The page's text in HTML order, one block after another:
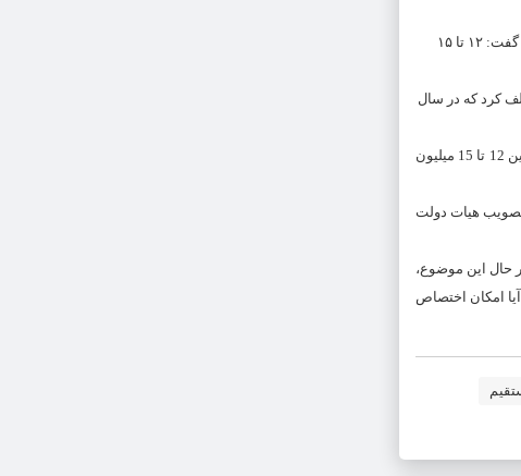
رییس کمیسیون اقتصادی مجلس با بیان اینکه پرداخت سهام به حدود ۳ میلیون و ۶۰۰ هزار جامانده تحت پوشش کمیته امداد و بهزیستی در مراحل پایانی است، گفت: ۱۲ تا ۱۵
کرد که در سال
وی با بیان اینکه پرداخت سهام به حدود 3 میلیون و 600 هزار جامانده تحت پوشش کمیته امداد و بهزیستی در مراحل پایانی است، خاطرنشان کرد: علاوه بر این 12 تا 15 میلیون
تصویب هیات دولت
حال این موضوع،
امکان اختصاص